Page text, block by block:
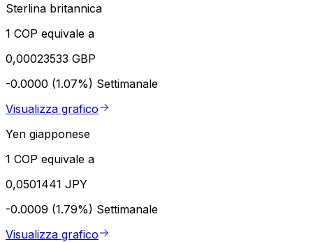
Sterlina britannica
1 COP equivale a
0,00023533 GBP
-0.0000 (1.07%) Settimanale
Visualizza grafico
Yen giapponese
1 COP equivale a
0,0501441 JPY
-0.0009 (1.79%) Settimanale
Visualizza grafico